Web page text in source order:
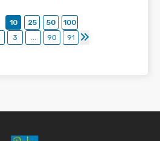
10 25 50
100
3 ... 90 91